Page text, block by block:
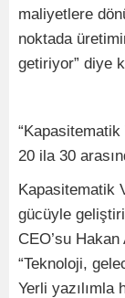
maliyetlere
noktada
getiriyor” diye
20 ila 30
Kapasitematik
gücüyle
CEO’su
“Teknoloji,
Yerli